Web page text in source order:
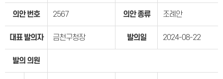
의안 번호 2567 의안 종류 조례안
대표 발의자 금천구청장 발의일 2024-08-22
발의 의원